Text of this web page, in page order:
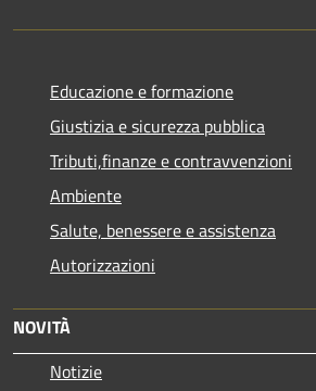
Educazione e formazione
Giustizia e sicurezza pubblica
Tributi,finanze e contravvenzioni
Ambiente
Salute, benessere e assistenza
Autorizzazioni
NOVITÀ
Notizie